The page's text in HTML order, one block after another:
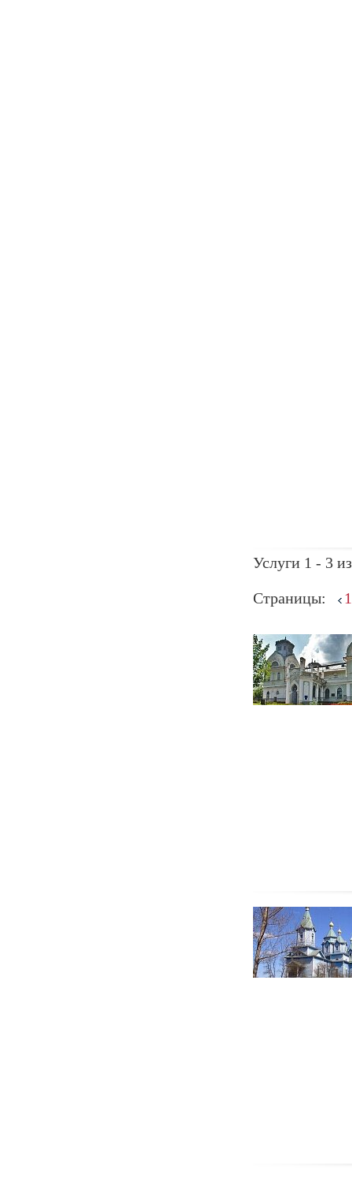
Услуги 1 - 3
Страницы: 1